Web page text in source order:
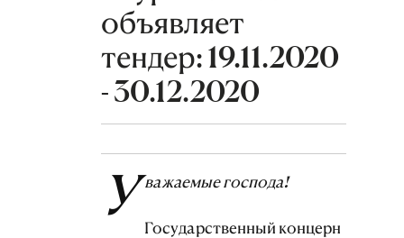
объявляет
тендер: 19.11.2020
- 30.12.2020
У важаемые господа!
Государственный концерн